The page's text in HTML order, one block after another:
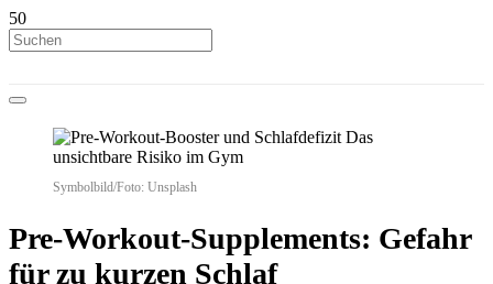
Symbolbild/Foto: Unsplash
Pre-Workout-Supplements: Gefahr
für zu kurzen Schlaf